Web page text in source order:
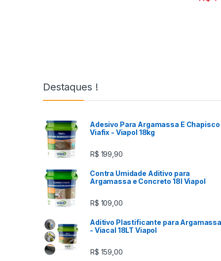
Destaques !
Adesivo Para Argamassa E Chapisco
Viafix - Viapol 18kg
R$ 199,90
Contra Umidade Aditivo para
Argamassa e Concreto 18l Viapol
R$ 109,00
Aditivo Plastificante para Argamassa
- Viacal 18LT Viapol
R$ 159,00